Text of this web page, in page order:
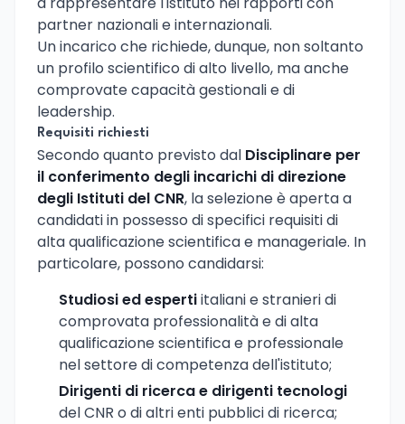
partner nazionali e internazionali.
Un incarico che richiede, dunque, non soltanto
un profilo scientifico di alto livello, ma anche
comprovate capacità gestionali e di
leadership.
Requisiti richiesti
Secondo quanto previsto dal Disciplinare per
il conferimento degli incarichi di direzione
degli Istituti del CNR, la selezione è aperta a
candidati in possesso di specifici requisiti di
alta qualificazione scientifica e manageriale. In
particolare, possono candidarsi:
Studiosi ed espertiitaliani e stranieri di
comprovata professionalità e di alta
qualificazione scientifica e professionale
nel settore di competenza dell'istituto;
Dirigenti di ricerca e dirigenti tecnologi
del CNR o di altri enti pubblici di ricerca;